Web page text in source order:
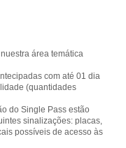
área temática
com até 01 dia
(quantidades
do Single Pass estão
sinalizações: placas,
possíveis de acesso às